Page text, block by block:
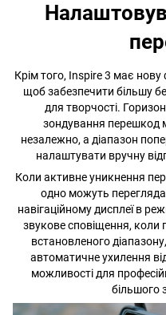
Крім того, Inspire 3 має
щоб забезпечити більшу
для творчості.
зондування перешкод
незалежно, а діапазон
налаштувати вручну
Коли активне уникнення
одно можуть
навігаційному дисплеї в
звукове сповіщення,
встановленого
автоматичне ухилення
можливості для
більшого